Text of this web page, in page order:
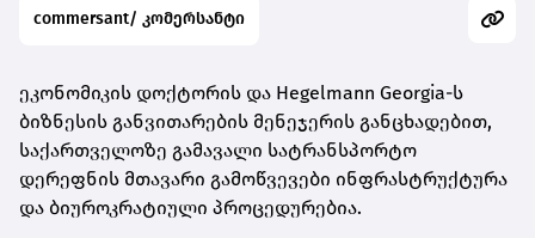
commersant/ კომერსანტი
ეკონომიკის დოქტორის და Hegelmann Georgia-ს
ბიზნესის განვითარების მენეჯერის განცხადებით,
საქართველოზე გამავალი სატრანსპორტო
დერეფნის მთავარი გამოწვევები ინფრასტრუქტურა
და ბიუროკრატიული პროცედურებია.